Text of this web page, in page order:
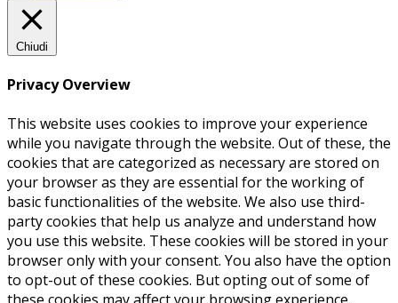
Chiudi
Privacy Overview
This website uses cookies to improve your experience
while you navigate through the website. Out of these, the
cookies that are categorized as necessary are stored on
your browser as they are essential for the working of
basic functionalities of the website. We also use third-
party cookies that help us analyze and understand how
you use this website. These cookies will be stored in your
browser only with your consent. You also have the option
to opt-out of these cookies. But opting out of some of
these cookies may affect your browsing experience.